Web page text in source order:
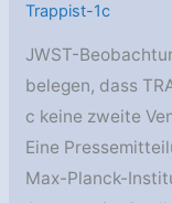
Trappist-1c
JWST-
belegen, dass
c keine zweite
Eine
Max-Planck-